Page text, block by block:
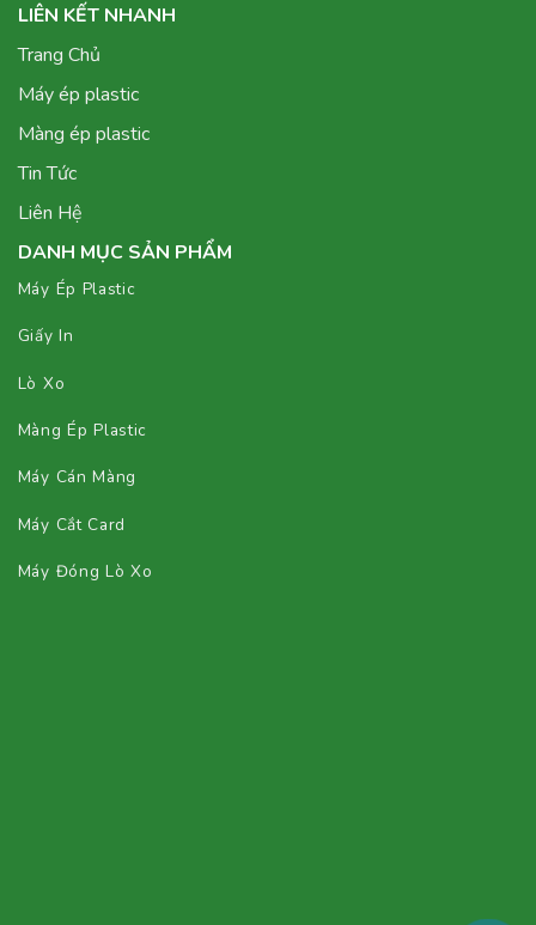
LIÊN KẾT NHANH
Trang Chủ
Máy ép plastic
Màng ép plastic
Tin Tức
Liên Hệ
DANH MỤC SẢN PHẨM
Máy Ép Plastic
Giấy In
Lò Xo
Màng Ép Plastic
Máy Cán Màng
Máy Cắt Card
Máy Đóng Lò Xo